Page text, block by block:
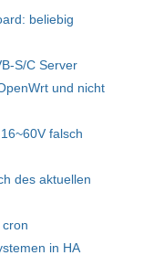
beliebig
S/C Server
und nicht
falsch
des aktuellen
in HA